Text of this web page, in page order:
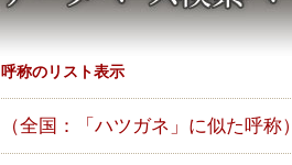
呼称のリスト表示
（全国：「ハツガネ」に似た呼称）